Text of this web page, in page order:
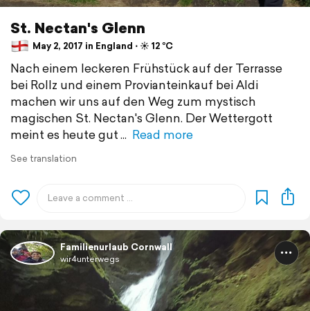
St. Nectan's Glenn
May 2, 2017 in England ⋅ ☀️ 12 °C
Nach einem leckeren Frühstück auf der Terrasse
bei Rollz und einem Provianteinkauf bei Aldi
machen wir uns auf den Weg zum mystisch
magischen St. Nectan's Glenn. Der Wettergott
meint es heute gut
Read more
See translation
Familienurlaub Cornwall
wir4unterwegs